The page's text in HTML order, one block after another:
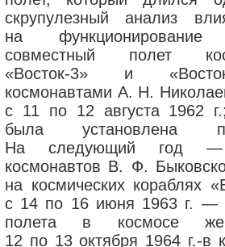
скрупулезный анализ
на
совместный полет
«Восток-3» и
космонавтами А. Н.
с 11 по 12 августа 1962
была установлена
На следующий год —
космонавтов В. Ф.
на космических кораблях
с 14 по 16 июня 1963 г. —
полета в космосе
12 по 13 октября 1964 г.-в